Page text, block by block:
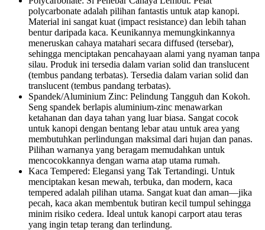
polycarbonate adalah pilihan fantastis untuk atap kanopi.
Material ini sangat kuat (impact resistance) dan lebih tahan
bentur daripada kaca. Keunikannya memungkinkannya
meneruskan cahaya matahari secara diffused (tersebar),
sehingga menciptakan pencahayaan alami yang nyaman tanpa
silau. Produk ini tersedia dalam varian solid dan translucent
(tembus pandang terbatas). Tersedia dalam varian solid dan
translucent (tembus pandang terbatas).
Spandek/Aluminium Zinc: Pelindung Tangguh dan Kokoh.
Seng spandek berlapis aluminium-zinc menawarkan
ketahanan dan daya tahan yang luar biasa. Sangat cocok
untuk kanopi dengan bentang lebar atau untuk area yang
membutuhkan perlindungan maksimal dari hujan dan panas.
Pilihan warnanya yang beragam memudahkan untuk
mencocokkannya dengan warna atap utama rumah.
Kaca Tempered: Elegansi yang Tak Tertandingi. Untuk
menciptakan kesan mewah, terbuka, dan modern, kaca
tempered adalah pilihan utama. Sangat kuat dan aman—jika
pecah, kaca akan membentuk butiran kecil tumpul sehingga
minim risiko cedera. Ideal untuk kanopi carport atau teras
yang ingin tetap terang dan terlindung.